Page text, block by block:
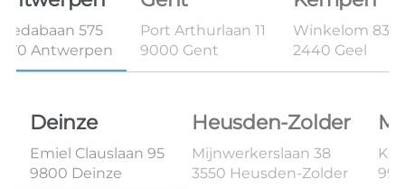
575
Antwerpen
Port Arthurlaan 11
9000 Gent
Winkelom 83B
2440 Geel
Deinze
Emiel Clauslaan 95
9800 Deinze
Heusden-Zolder
Mijnwerkerslaan 38
3550 Heusden-Zolder